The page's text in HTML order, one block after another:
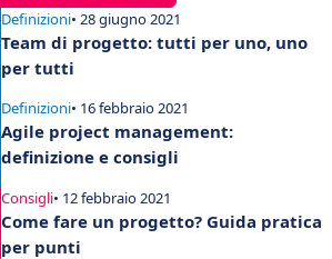
Definizioni• 28 giugno 2021
Team di progetto: tutti per uno, uno
per tutti
Definizioni• 16 febbraio 2021
Agile project management:
definizione e consigli
Consigli• 12 febbraio 2021
Come fare un progetto? Guida pratica
per punti